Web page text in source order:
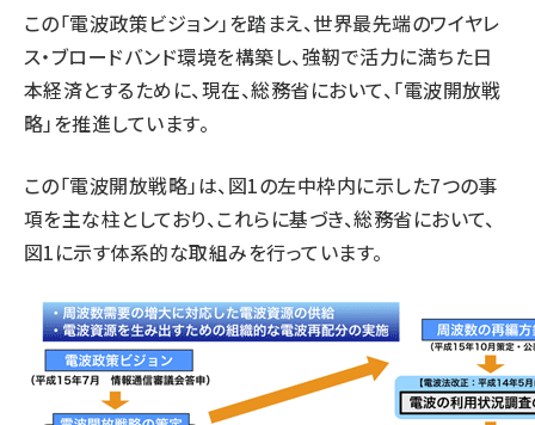
この「電波政策ビジョン」を踏まえ、世界最先端のワイヤレ
ス・ブロードバンド環境を構築し、強靭で活力に満ちた日
本経済とするために、現在、総務省において、「電波開放戦
略」を推進しています。
この「電波開放戦略」は、図1の左中枠内に示した7つの事
項を主な柱としており、これらに基づき、総務省において、
図1に示す体系的な取組みを行っています。